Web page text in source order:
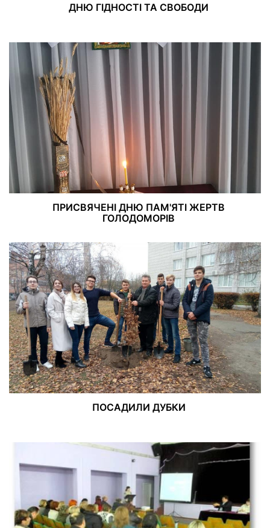
ДНЮ ГІДНОСТІ ТА СВОБОДИ
ПРИСВЯЧЕНІ ДНЮ ПАМ'ЯТІ ЖЕРТВ
ГОЛОДОМОРІВ
ПОСАДИЛИ ДУБКИ